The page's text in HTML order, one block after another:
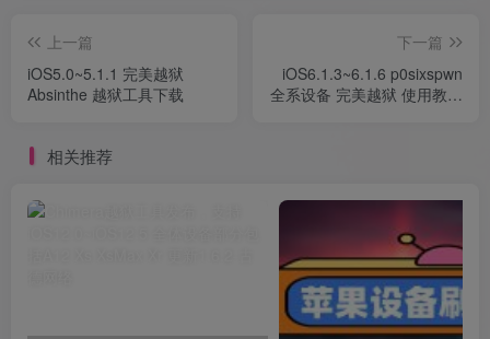
上一篇
iOS5.0~5.1.1 完美越狱
Absinthe 越狱工具下载
下一篇
iOS6.1.3~6.1.6 p0sixspwn
全系设备 完美越狱 使用教程
相关推荐